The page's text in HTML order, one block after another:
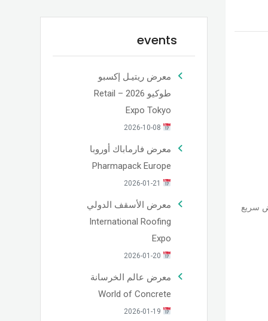
سريع
events
معرض ريتيـل إكسبو
طوكيو 2026 – Retail
Expo Tokyo
معرض فارماباك أوروبا
Pharmapack Europe
معرض الأسقف الدولي
International Roofing
Expo
معرض عالم الخرسانة
World of Concrete